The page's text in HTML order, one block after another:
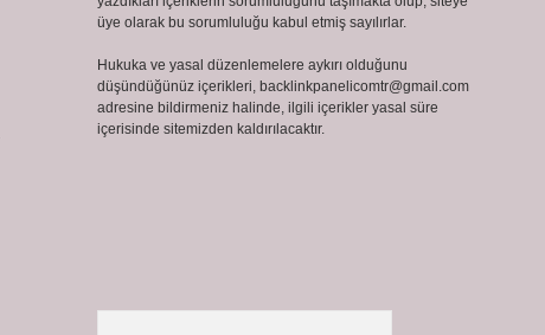
üye olarak bu sorumluluğu kabul etmiş sayılırlar.
Hukuka ve yasal düzenlemelere aykırı olduğunu
düşündüğünüz içerikleri, backlinkpanelicomtr@gmail.com
adresine bildirmeniz halinde, ilgili içerikler yasal süre
içerisinde sitemizden kaldırılacaktır.